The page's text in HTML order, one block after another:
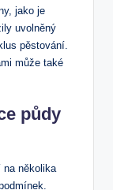
jako je
uvolněný
pěstování.
může také
půdy
na několika